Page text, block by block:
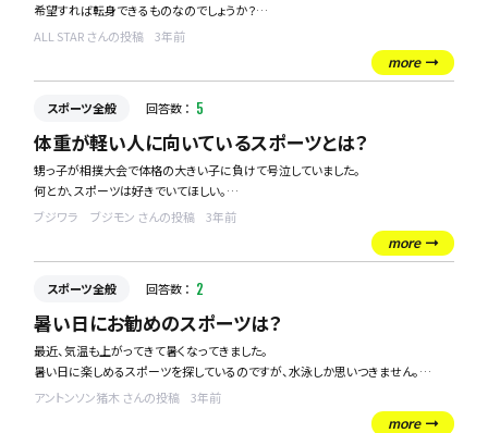
希望すれば転身できるものなのでしょうか？
プロにならず、アマのままの方もいると思いますが、メリットデメリットなども教えて
ALL STAR さんの投稿
3年前
more
スポーツ全般 回答数 ： 5
体重が軽い人に向いているスポーツとは？
甥っ子が相撲大会で体格の大きい子に負けて号泣していました。
何とか、スポーツは好きでいてほしい。
体重の軽い人が有利になるスポーツ。または、体重が軽い人に向いているスポーツ
ブジワラ ブジモン さんの投稿
3年前
more
スポーツ全般 回答数 ： 2
暑い日にお勧めのスポーツは？
最近、気温も上がってきて暑くなってきました。
暑い日に楽しめるスポーツを探しているのですが、水泳しか思いつきません。
気温が高くても楽しめるスポーツがございましたら教えて欲しいです！
アントンソン猪木 さんの投稿
3年前
more